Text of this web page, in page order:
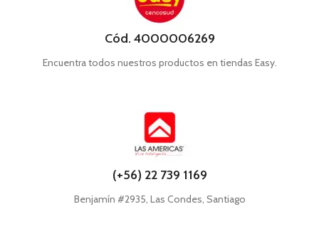
Cód. 4000006269
Encuentra todos nuestros productos en tiendas Easy.
(+56) 22 739 1169
Benjamín #2935, Las Condes, Santiago